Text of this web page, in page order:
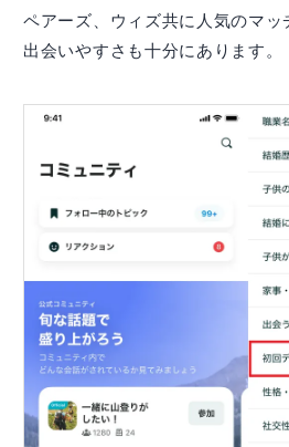
ペアーズ、ウィズ共に人気のマッ
出会いやすさも十分にあります。